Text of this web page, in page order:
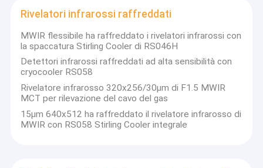
Rivelatori infrarossi raffreddati
MWIR flessibile ha raffreddato i rivelatori infrarossi con
la spaccatura Stirling Cooler di RS046H
Detettori infrarossi raffreddati ad alta sensibilità con
cryocooler RS058
Rivelatore infrarosso 320x256/30μm di F1.5 MWIR
MCT per rilevazione del cavo del gas
15μm 640x512 ha raffreddato il rivelatore infrarosso di
MWIR con RS058 Stirling Cooler integrale